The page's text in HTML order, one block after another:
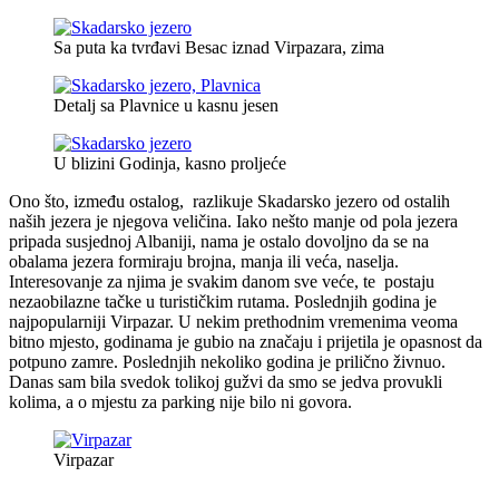
Sa puta ka tvrđavi Besac iznad Virpazara, zima
Detalj sa Plavnice u kasnu jesen
U blizini Godinja, kasno proljeće
Ono što, između ostalog, razlikuje Skadarsko jezero od ostalih
naših jezera je njegova veličina. Iako nešto manje od pola jezera
pripada susjednoj Albaniji, nama je ostalo dovoljno da se na
obalama jezera formiraju brojna, manja ili veća, naselja.
Interesovanje za njima je svakim danom sve veće, te postaju
nezaobilazne tačke u turističkim rutama. Poslednjih godina je
najpopularniji Virpazar. U nekim prethodnim vremenima veoma
bitno mjesto, godinama je gubio na značaju i prijetila je opasnost da
potpuno zamre. Poslednjih nekoliko godina je prilično živnuo.
Danas sam bila svedok tolikoj gužvi da smo se jedva provukli
kolima, a o mjestu za parking nije bilo ni govora.
Virpazar